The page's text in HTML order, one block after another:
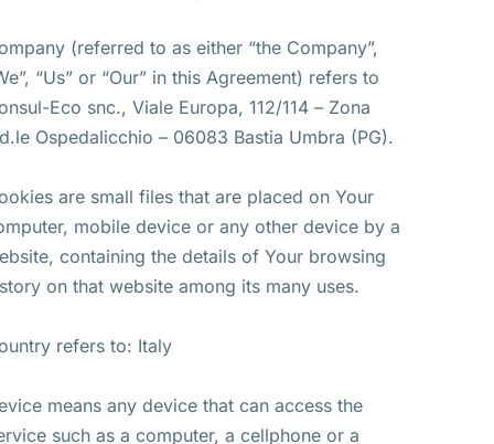
(referred to as either “the Company”,
“Us” or “Our” in this Agreement) refers to
Eco snc., Viale Europa, 112/114 – Zona
Ospedalicchio – 06083 Bastia Umbra (PG).
are small files that are placed on Your
mobile device or any other device by a
containing the details of Your browsing
on that website among its many uses.
refers to: Italy
means any device that can access the
such as a computer, a cellphone or a